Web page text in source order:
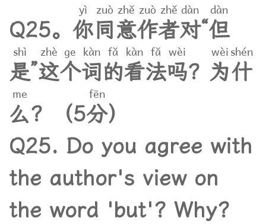
Q25。 你
yì
同
zuò
意
zhě
作
zuò
者
zhě
对
dàn
“但
dàn
是
shì
”这
zhè
个
ge
词
kàn
的
fǎ
看
kàn
法
fǎ
吗
wèi
？ 为
wèi
什
shén
么
me
？ （5分
fēn
）
Q25. Do you agree with
the author's view on
the word 'but'? Why?